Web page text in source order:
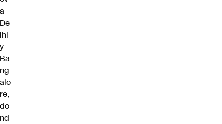
a
De
lhi
y
Ba
ng
alo
re,
do
nd